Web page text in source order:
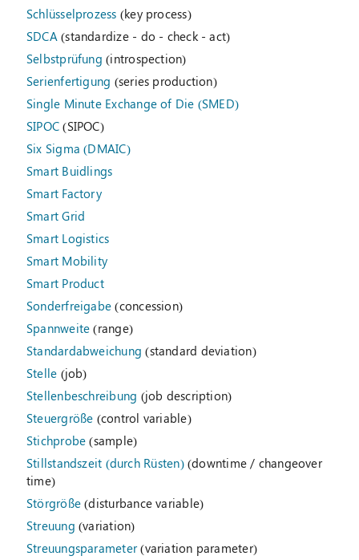
Schlüsselprozess (key process)
SDCA(standardize - do - check - act)
Selbstprüfung (introspection)
Serienfertigung (series production)
Single Minute Exchange of Die (SMED)
SIPOC (SIPOC)
Six Sigma (DMAIC)
Smart Buidlings
Smart Factory
Smart Grid
Smart Logistics
Smart Mobility
Smart Product
Sonderfreigabe (concession)
Spannweite (range)
Standardabweichung (standard deviation)
Stelle (job)
Stellenbeschreibung (job description)
Steuergröße (control variable)
Stichprobe (sample)
Stillstandszeit (durch Rüsten)(downtime / changeover
time)
Störgröße (disturbance variable)
Streuung (variation)
Streuungsparameter(variation parameter)